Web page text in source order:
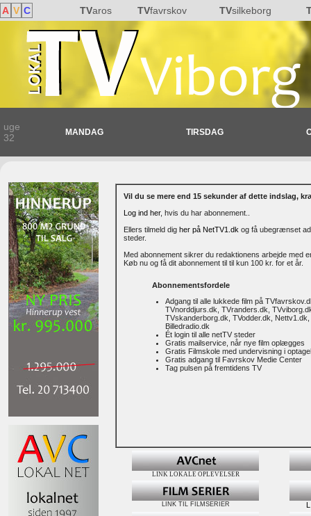
A V C TVaros TVfavrskov TVsilkeborg
uge
32
MANDAG TIRSDAG
Vil du se mere end 15 sekunder af dette indslag,
Log ind her, hvis du har abonnement..
Ellers tilmeld dig her på NetTV1.dk og få ubegrænset
steder.
Med abonnement sikrer du redaktionens arbejde med
Køb nu og få dit abonnement til til kun 100 kr. for et år.
Abonnementsfordele
Adgang til alle lukkede film på
TVnorddjurs.dk, TVranders.dk,
TVskanderborg.dk, TVodder.dk,
Billedradio.dk
Ét login til alle netTV steder
Gratis mailservice, når nye film oplægges
Gratis Filmskole med undervisning i
Gratis adgang til Favrskov Medie Center
Tag pulsen på fremtidens TV
LINK LOKALE OPLEVELSER
LINK TIL FILMSERIER